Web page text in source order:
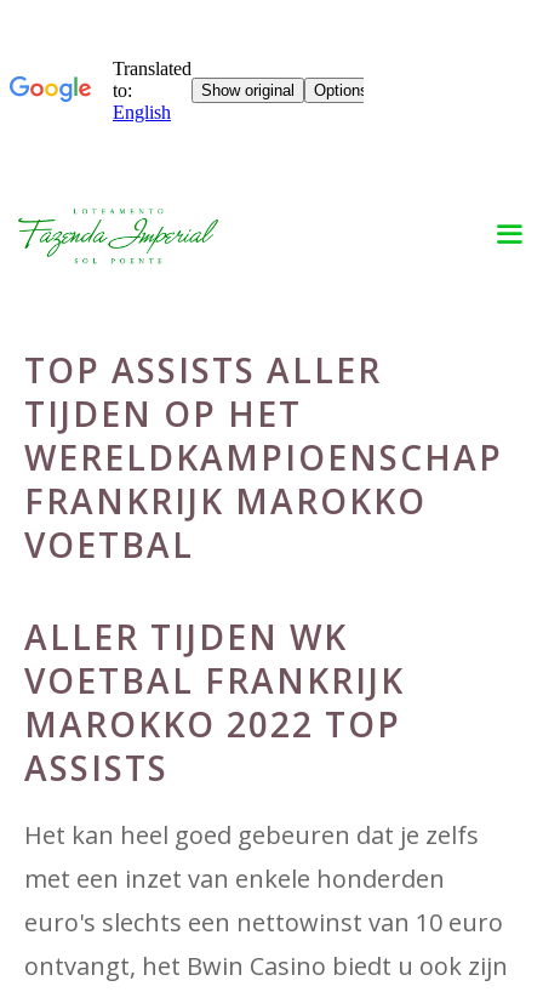
Skip
TOP ASSISTS ALLER
TIJDEN OP HET
WERELDKAMPIOENSCHAP
FRANKRIJK MAROKKO
VOETBAL
ALLER TIJDEN WK
VOETBAL FRANKRIJK
MAROKKO 2022 TOP
ASSISTS
Het kan heel goed gebeuren dat je zelfs
met een inzet van enkele honderden
euro's slechts een nettowinst van 10 euro
ontvangt, het Bwin Casino biedt u ook zijn